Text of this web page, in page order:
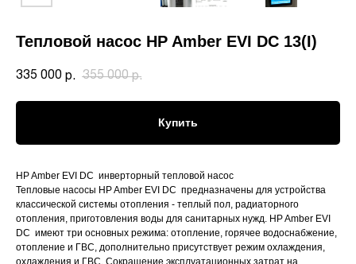
Тепловой насос HP Amber EVI DC 13(I)
335 000 р. 355 000 р.
Купить
HP Amber EVI DC инверторный тепловой насос
Тепловые насосы HP Amber EVI DC предназначены для устройства
классической системы отопления - теплый пол, радиаторного
отопления, приготовления воды для санитарных нужд. HP Amber EVI
DC имеют три основных режима: отопление, горячее водоснабжение,
отопление и ГВС, дополнительно присутствует режим охлаждения,